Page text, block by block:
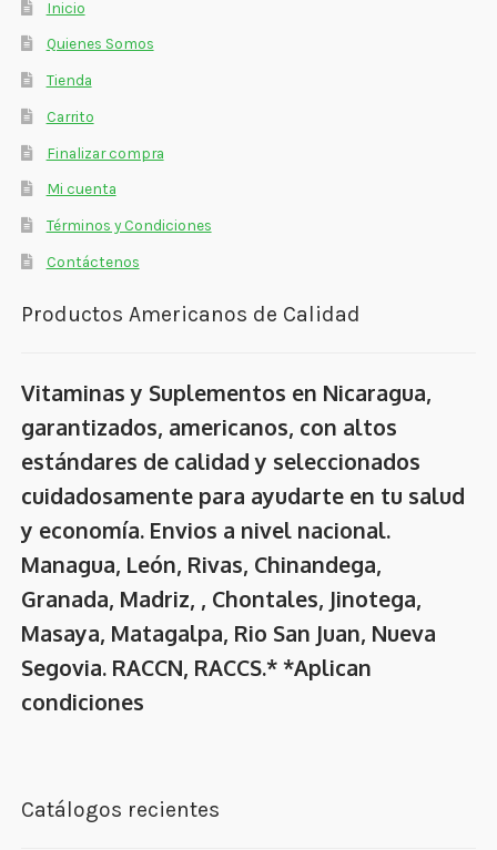
Inicio
Quienes Somos
Tienda
Carrito
Finalizar compra
Mi cuenta
Términos y Condiciones
Contáctenos
Productos Americanos de Calidad
Vitaminas y Suplementos en Nicaragua,
garantizados, americanos, con altos
estándares de calidad y seleccionados
cuidadosamente para ayudarte en tu salud
y economía. Envios a nivel nacional.
Managua, León, Rivas, Chinandega,
Granada, Madriz, , Chontales, Jinotega,
Masaya, Matagalpa, Rio San Juan, Nueva
Segovia. RACCN, RACCS.* *Aplican
condiciones
Catálogos recientes